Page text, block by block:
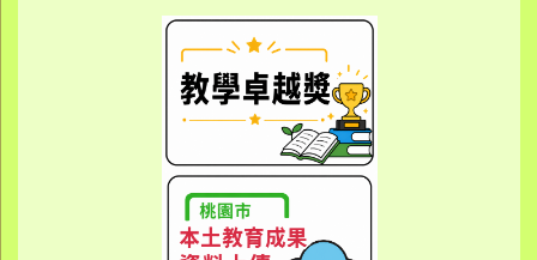
link to https://
link to https://
link to https://
link to https://sites.google.com/
link to https://sites.google.com/
link to https://
link to https://
link to https://
link to https://
link to https://
link to https://10000.gov.tw/
link to https://